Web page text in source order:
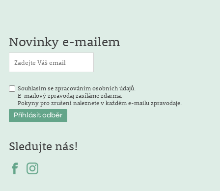
Novinky e-mailem
Souhlasím se zpracováním osobních údajů.
E-mailový zpravodaj zasíláme zdarma.
Pokyny pro zrušení naleznete v každém e-mailu zpravodaje.
Sledujte nás!